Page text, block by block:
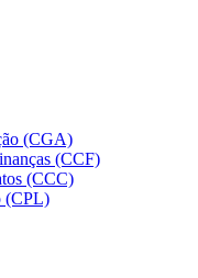
(CGA)
(CCF)
(CCC)
(CPL)